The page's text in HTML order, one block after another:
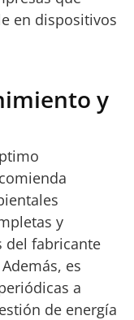
en dispositivos
y
y
del fabricante
es
a
de energía